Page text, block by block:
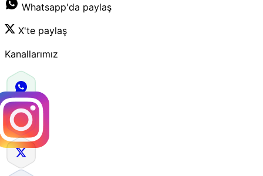
Whatsapp'da paylaş
X'te paylaş
Kanallarımız